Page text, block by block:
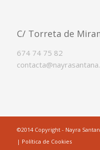
C/ Torreta de
674 74 75 82
©2014 Copyright - Nayra
| Política de Cookies